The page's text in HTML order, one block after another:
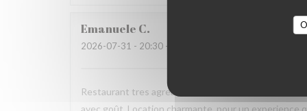
Emanuele C
2026-07-31 - 20:30 - καλεσμένοι 2
Restaurant tres agreable, personnel avec
avec goût. Location charmante, pour un